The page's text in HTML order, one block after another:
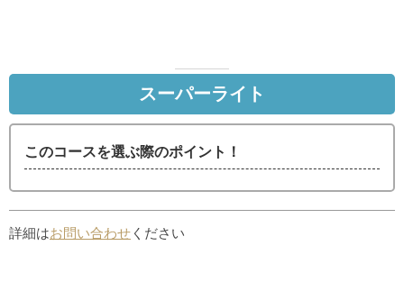
スーパーライト
このコースを選ぶ際のポイント！
詳細はお問い合わせ ください